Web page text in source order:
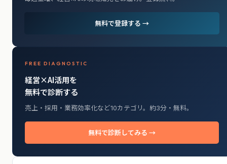
無料で登録する →
FREE DIAGNOSTIC
経営×AI活用を
無料で診断する
売上・採用・業務効率化など10カテゴリ。約3分・無料。
無料で診断してみる →